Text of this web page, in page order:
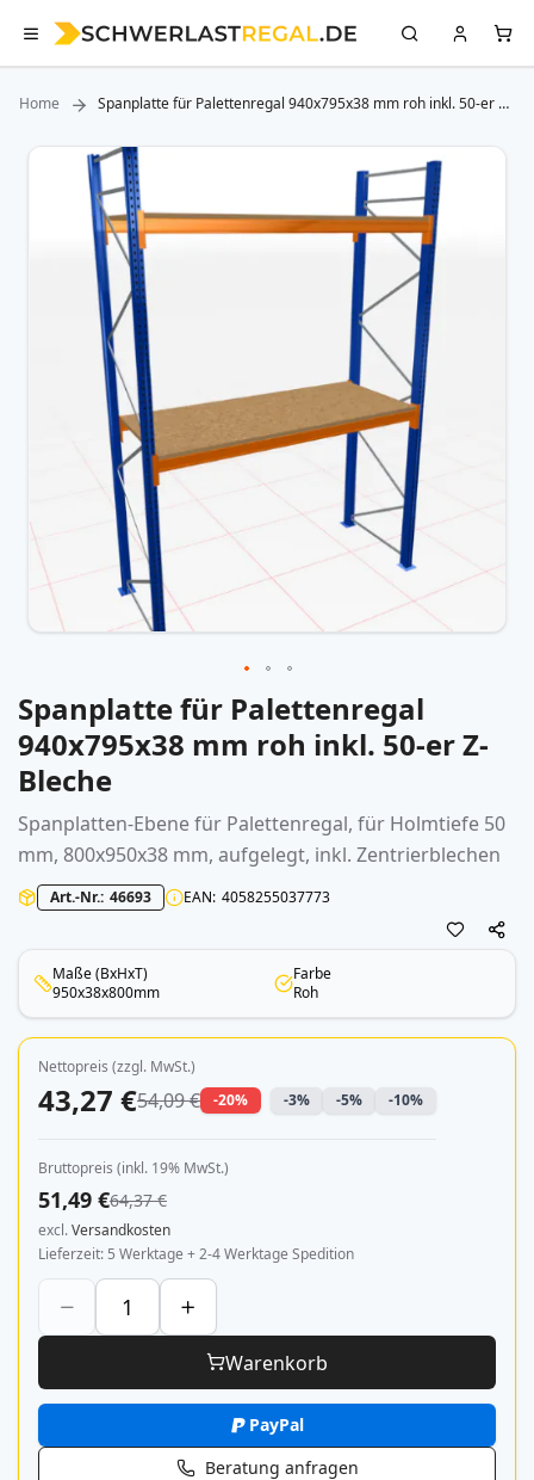
Home
Spanplatte für Palettenregal 940x795x38 mm roh inkl. 50-er Z-
Zum
Bildergalerie
Zum
Anfang
der
Bildergalerie
springen
Spanplatte für Palettenregal
940x795x38 mm roh inkl. 50-er Z-
Bleche
Spanplatten-Ebene für Palettenregal, für Holmtiefe 50
mm, 800x950x38 mm, aufgelegt, inkl. Zentrierblechen
Art.-Nr. 46693 EAN 4058255037773
Maße (BxHxT)
950x38x800mm
Farbe
Roh
Nettopreis (zzgl. MwSt.)
43,27 €54,09 € -20% -3% -5% -10%
Bruttopreis (inkl. 19% MwSt.)
51,49 €64,37 €
excl.Versandkosten
Lieferzeit 5 Werktage + 2-4 Werktage Spedition
Warenkorb
PayPal
Beratung anfragen